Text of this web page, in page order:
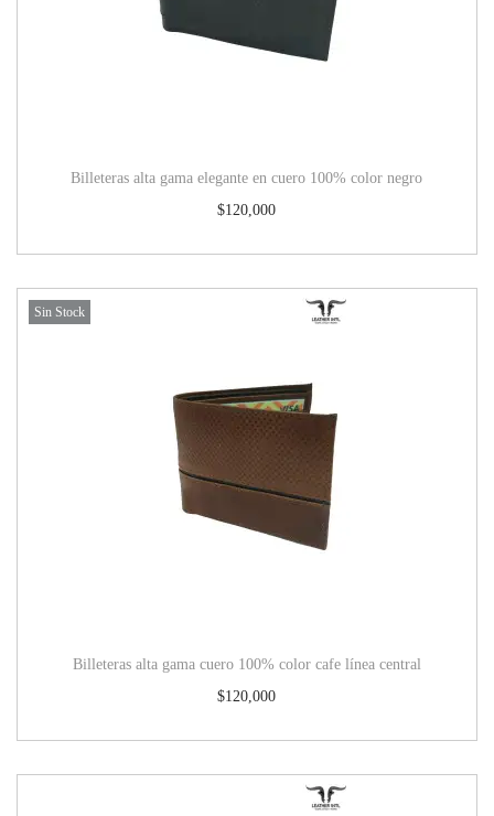
Billeteras alta gama elegante en cuero 100% color negro
$120,000
Sin Stock
Billeteras alta gama cuero 100% color cafe línea central
$120,000